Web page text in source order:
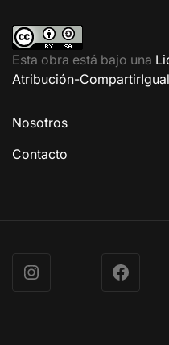
Esta obra está bajo una
Atribución-
Nosotros
Contacto
Instagram